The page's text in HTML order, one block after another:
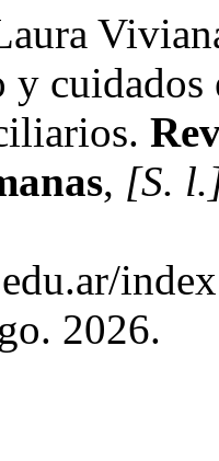
cuidados
, [S.
2026.